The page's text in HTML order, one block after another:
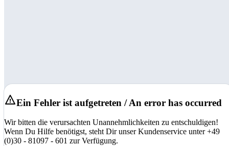
Ein Fehler ist aufgetreten / An error has occurred
Wir bitten die verursachten Unannehmlichkeiten zu entschuldigen!
Wenn Du Hilfe benötigst, steht Dir unser Kundenservice unter +49
(0)30 - 81097 - 601 zur Verfügung.